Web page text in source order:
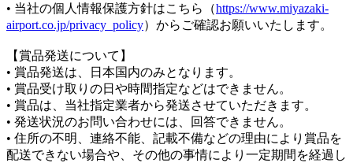
• 当社の個人情報保護方針はこちら（https://www.miyazaki-
airport.co.jp/privacy_policy）からご確認お願いいたします。
【賞品発送について】
• 賞品発送は、日本国内のみとなります。
• 賞品受け取りの日や時間指定などはできません。
• 賞品は、当社指定業者から発送させていただきます。
• 発送状況のお問い合わせには、回答できません。
• 住所の不明、連絡不能、記載不備などの理由により賞品を
配送できない場合や、その他の事情により一定期間を経過し